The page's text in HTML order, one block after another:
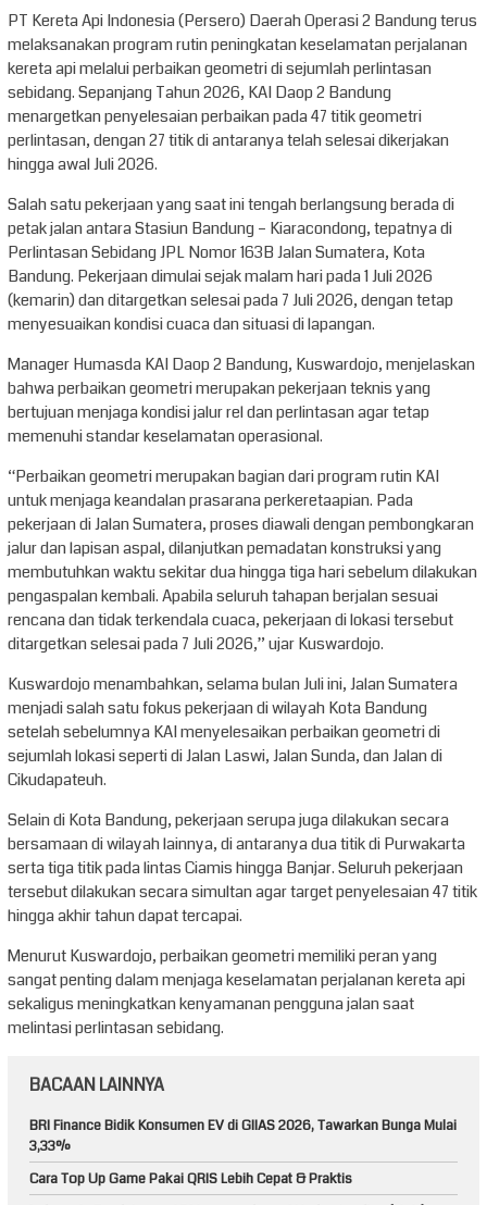
PT Kereta Api Indonesia (Persero) Daerah Operasi 2 Bandung terus
melaksanakan program rutin peningkatan keselamatan perjalanan
kereta api melalui perbaikan geometri di sejumlah perlintasan
sebidang. Sepanjang Tahun 2026, KAI Daop 2 Bandung
menargetkan penyelesaian perbaikan pada 47 titik geometri
perlintasan, dengan 27 titik di antaranya telah selesai dikerjakan
hingga awal Juli 2026.
Salah satu pekerjaan yang saat ini tengah berlangsung berada di
petak jalan antara Stasiun Bandung – Kiaracondong, tepatnya di
Perlintasan Sebidang JPL Nomor 163B Jalan Sumatera, Kota
Bandung. Pekerjaan dimulai sejak malam hari pada 1 Juli 2026
(kemarin) dan ditargetkan selesai pada 7 Juli 2026, dengan tetap
menyesuaikan kondisi cuaca dan situasi di lapangan.
Manager Humasda KAI Daop 2 Bandung, Kuswardojo, menjelaskan
bahwa perbaikan geometri merupakan pekerjaan teknis yang
bertujuan menjaga kondisi jalur rel dan perlintasan agar tetap
memenuhi standar keselamatan operasional.
“Perbaikan geometri merupakan bagian dari program rutin KAI
untuk menjaga keandalan prasarana perkeretaapian. Pada
pekerjaan di Jalan Sumatera, proses diawali dengan pembongkaran
jalur dan lapisan aspal, dilanjutkan pemadatan konstruksi yang
membutuhkan waktu sekitar dua hingga tiga hari sebelum dilakukan
pengaspalan kembali. Apabila seluruh tahapan berjalan sesuai
rencana dan tidak terkendala cuaca, pekerjaan di lokasi tersebut
ditargetkan selesai pada 7 Juli 2026,” ujar Kuswardojo.
Kuswardojo menambahkan, selama bulan Juli ini, Jalan Sumatera
menjadi salah satu fokus pekerjaan di wilayah Kota Bandung
setelah sebelumnya KAI menyelesaikan perbaikan geometri di
sejumlah lokasi seperti di Jalan Laswi, Jalan Sunda, dan Jalan di
Cikudapateuh.
Selain di Kota Bandung, pekerjaan serupa juga dilakukan secara
bersamaan di wilayah lainnya, di antaranya dua titik di Purwakarta
serta tiga titik pada lintas Ciamis hingga Banjar. Seluruh pekerjaan
tersebut dilakukan secara simultan agar target penyelesaian 47 titik
hingga akhir tahun dapat tercapai.
Menurut Kuswardojo, perbaikan geometri memiliki peran yang
sangat penting dalam menjaga keselamatan perjalanan kereta api
sekaligus meningkatkan kenyamanan pengguna jalan saat
melintasi perlintasan sebidang.
BACAAN LAINNYA
BRI Finance Bidik Konsumen EV di GIIAS 2026, Tawarkan Bunga Mulai
3,33%
Cara Top Up Game Pakai QRIS Lebih Cepat & Praktis